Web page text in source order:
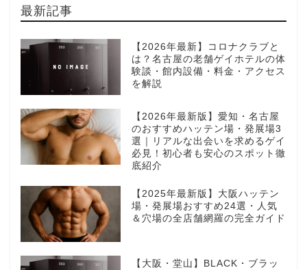
最新記事
【2026年最新】コロナクラブと
は？名古屋の老舗ゲイホテルの体
験談・館内設備・料金・アクセス
を解説
【2026年最新版】愛知・名古屋
のおすすめハッテン場・発展場3
選｜リアルな出会いを求めるゲイ
必見！初心者も安心のスポット徹
底紹介
【2025年最新版】大阪ハッテン
場・発展場おすすめ24選・人気
＆穴場の全店舗網羅の完全ガイド
【大阪・堂山】BLACK・ブラッ